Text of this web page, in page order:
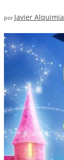
por Javier Alquimia